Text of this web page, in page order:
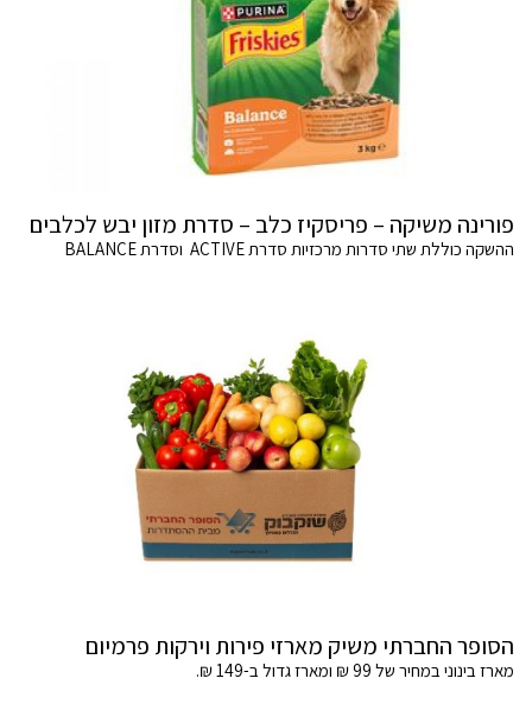
פורינה משיקה – פריסקיז כלב – סדרת מזון יבש לכלבים
ההשקה כוללת שתי סדרות מרכזיות סדרת ACTIVE וסדרת BALANCE
הסופר החברתי משיק מארזי פירות וירקות פרמיום
מארז בינוני במחיר של 99 ₪ ומארז גדול ב-149 ₪.